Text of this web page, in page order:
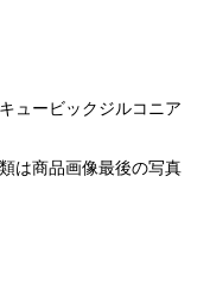
ュービックジルコニア
は商品画像最後の写真